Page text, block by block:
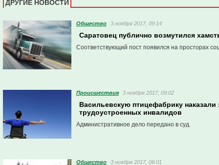
ДРУГИЕ НОВОСТИ
Общество 3 ноября 2017, 09:14
Саратовец публично возмутился
Соответствующий пост появился на просторах
Проиcшествия 3 ноября 2017, 09:02
Васильевскую птицефабрику наказали
трудоустроенных инвалидов
Административное дело передано в суд.
Общество 3 ноября 2017, 09:01